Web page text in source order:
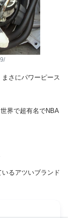
さにパワーピース
界で超有名でNBA
るアツいブランド